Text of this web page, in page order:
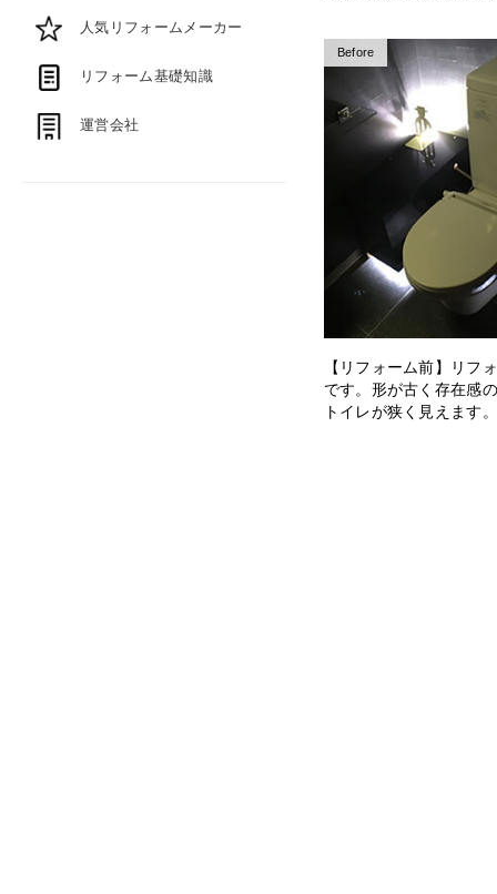
Before
【リフォーム前】リフ
です。形が古く存在感
トイレが狭く見えます
人気リフォームメーカー
リフォーム基礎知識
運営会社